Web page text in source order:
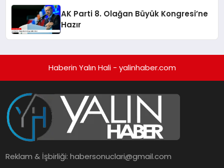
AK Parti 8. Olağan Büyük Kongresi’ne
Hazır
Haberin Yalın Hali - yalinhaber.com
Reklam & İşbirliği:habersonuclari@gmail.com